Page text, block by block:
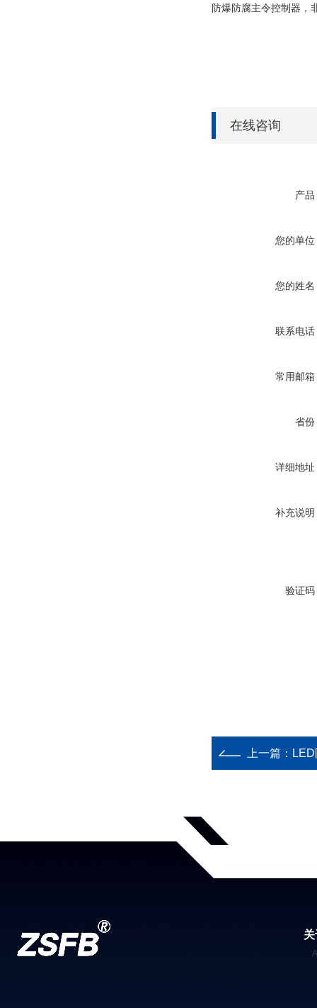
防爆防腐主令控制器，
在线咨询
产品
您的单位
您的姓名
联系电话
常用邮箱
省份
详细地址
补充说明
验证码
上一篇：